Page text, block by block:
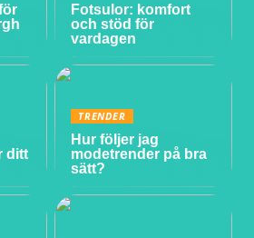
Fotsulor: komfort
och stöd för
vardagen
ditt
TRENDER
Hur följer jag
modetrender på bra
sätt?